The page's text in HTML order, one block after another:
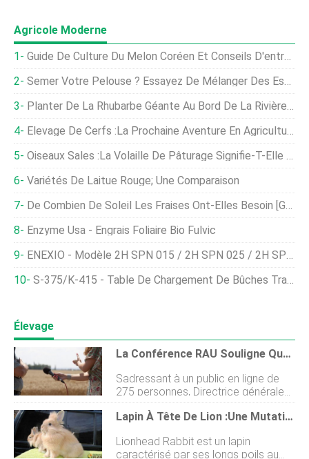
Agricole Moderne
Guide De Culture Du Melon Coréen Et Conseils D'entretien - À La Découverte Des Délices Sucrés
Semer Votre Pelouse ? Essayez De Mélanger Des Espèces De Graminées
Planter De La Rhubarbe Géante Au Bord De La Rivière :comment Faire Pousser Des Plantes De Rhubarbe Géante
Élevage De Cerfs :la Prochaine Aventure En Agriculture
Oiseaux Sales :la Volaille De Pâturage Signifie-T-Elle Plus D'agents Pathogènes ?
Variétés De Laitue Rouge; Une Comparaison
De Combien De Soleil Les Fraises Ont-Elles Besoin [Guide Complet]
Enzyme Usa - Engrais Foliaire Bio Fulvic
ENEXIO - Modèle 2H SPN 015 / 2H SPN 025 / 2H SPN 020 - Buses De Pulvérisation
S-375/K-415 - Table De Chargement De Bûches Transportable
Élevage
La Conférence RAU Souligne Que La Prochaine Décennie Est La Clé Pour La Biodiversité, Changement Climatique Et Humanité
Sadressant à un public en ligne de
275 personnes, Directrice générale
de la Soil Association Helen
Browning, a déclaré :« Nous devons
de cultiver. Lagriculture est au cœur
Lapin À Tête De Lion :une Mutation Génétique
Lionhead Rabbit est un lapin
caractérisé par ses longs poils au